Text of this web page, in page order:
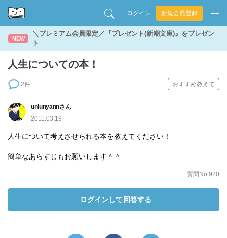
ログイン 新規会員登録
NEW
＼プレミアム会員限定／『プレゼント(新潮文庫)』をプレゼン
ト
人生についての本！
2件 おすすめ教えて
uniunyannさん
2011.03.19
人生について考えさせられる本を教えてください！
簡単なあらすじもお願いします＾＾
質問No.920
ログインして回答する